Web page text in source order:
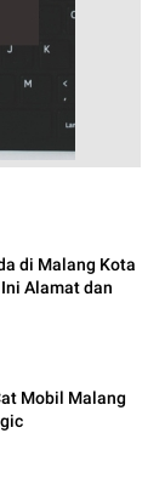
di Malang Kota
Alamat dan
Mobil Malang